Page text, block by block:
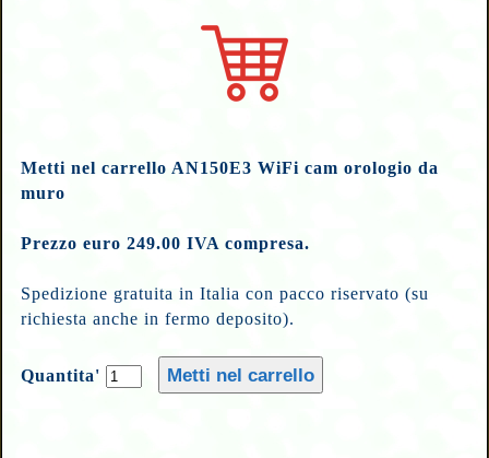
Metti nel carrello AN150E3 WiFi cam orologio da
muro
Prezzo euro 249.00 IVA compresa.
Spedizione gratuita in Italia con pacco riservato (su
richiesta anche in fermo deposito).
Quantita'